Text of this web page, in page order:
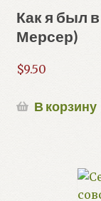
Как я был
Мерсер)
$9.50
В корзину